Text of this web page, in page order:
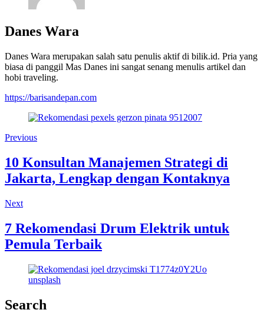
Danes Wara
Danes Wara merupakan salah satu penulis aktif di bilik.id. Pria yang
biasa di panggil Mas Danes ini sangat senang menulis artikel dan
hobi traveling.
https://barisandepan.com
Previous
10 Konsultan Manajemen Strategi di
Jakarta, Lengkap dengan Kontaknya
Next
7 Rekomendasi Drum Elektrik untuk
Pemula Terbaik
Search